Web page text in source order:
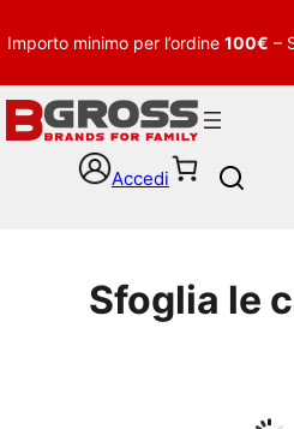
Importo minimo per l’ordine 100€ –
Accedi
Sfoglia le